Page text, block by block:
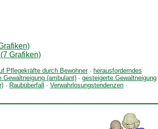
Grafiken)
Pflegekräfte durch Bewohner· herausforderndes
Gewaltneigung (ambulant) · gesteigerte Gewaltneigung
· Raubüberfall · Verwahrlosungstendenzen ·